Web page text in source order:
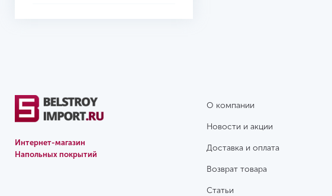
Интернет-магазин
Напольных покрытий
О компании
Новости и акции
Доставка и оплата
Возврат товара
Статьи